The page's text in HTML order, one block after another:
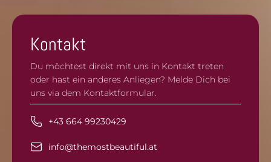
Kontakt
Du möchtest direkt mit uns in Kontakt treten
oder hast ein anderes Anliegen? Melde Dich bei
uns via dem Kontaktformular.
+43 664 99230429
info@themostbeautiful.at